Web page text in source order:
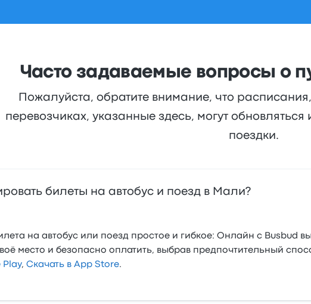
Часто задаваемые вопросы о
Пожалуйста, обратите внимание, что
перевозчиках, указанные здесь, могут
поездки.
билеты на автобус и поезд в Мали?
на автобус или поезд простое и гибкое: Онлайн с Busbud
место и безопасно оплатить, выбрав предпочтительный
Play, Скачать в App Store.